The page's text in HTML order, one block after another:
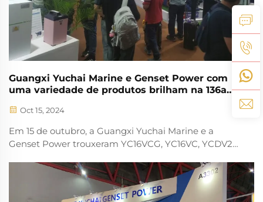
Guangxi Yuchai Marine e Genset Power com
uma variedade de produtos brilham na 136a
Oct 15, 2024
Em 15 de outubro, a Guangxi Yuchai Marine e a
Genset Power trouxeram YC16VCG, YC16VC, YCDV25
Importação e Exportação da China (doravante
chamada de "Feira de Cantão"), que ganhou o favor
de muitos comerciantes. Até n...